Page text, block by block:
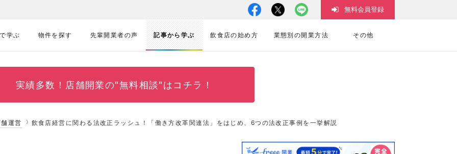
学ぶ 物件を探す 先輩開業者の声 記事から学ぶ 飲食店の始め方 業態別の開業方法 その他
無料会員登録
実績多数！ 店舗開業の"無料相談"はコチラ！
運営 飲食店経営に関わる法改正ラッシュ！「働き方改革関連法」をはじめ、6つの法改正事例を一挙解説